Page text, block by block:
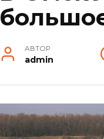
АВТОР
admin